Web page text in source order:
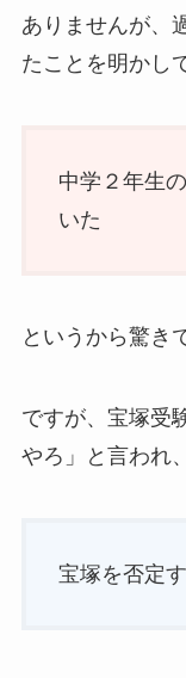
ありませんが、
たことを明かし
中学２年生
いた
というから驚き
ですが、宝塚受
やろ」と言われ
宝塚を否定